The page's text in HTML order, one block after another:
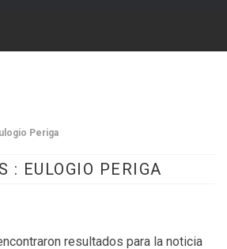
Periga
: EULOGIO PERIGA
resultados para la noticia